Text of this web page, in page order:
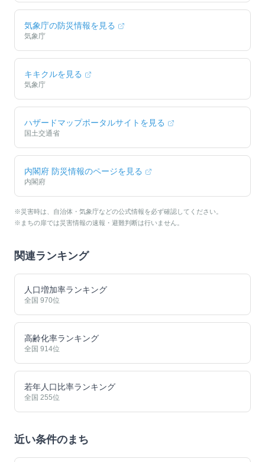
気象庁の防災情報を見る
気象庁
キキクルを見る
気象庁
ハザードマップポータルサイトを見る
国土交通省
内閣府 防災情報のページを見る
内閣府
※災害時は、自治体・気象庁などの公式情報を必ず確認してください。
※まちの扉では災害情報の速報・避難判断は行いません。
関連ランキング
人口増加率ランキング
全国 970位
高齢化率ランキング
全国 914位
若年人口比率ランキング
全国 255位
近い条件のまち